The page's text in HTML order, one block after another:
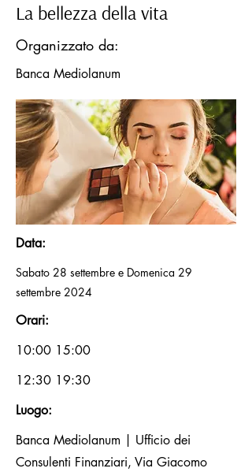
La bellezza della vita
Organizzato da:
Banca Mediolanum
Data:
Sabato 28 settembre e Domenica 29
settembre 2024
Orari:
10:00 15:00
12:30 19:30
Luogo:
Banca Mediolanum | Ufficio dei
Consulenti Finanziari, Via Giacomo